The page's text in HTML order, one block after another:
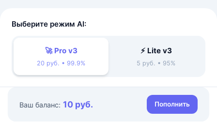
Выберите режим AI:
🚀 Pro v3
20 руб. • 99.9%
⚡ Lite v3
5 руб. • 95%
Ваш баланс: 10 руб. Пополнить